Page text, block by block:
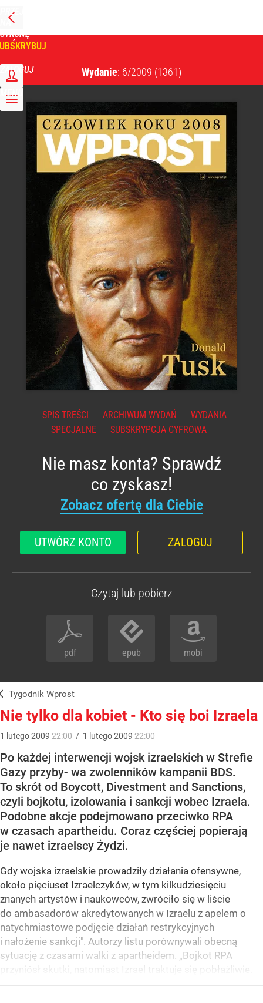
PRZEJDŹ
NA
STRONĘ
GŁÓWNĄ
ZALOGUJ
MENU
Wydanie: 6/2009 (1361)
SPIS TREŚCI ARCHIWUM WYDAŃ
WYDANIA
SPECJALNE
SUBSKRYPCJA CYFROWA
Nie masz konta? Sprawdź
co zyskasz!
Zobacz ofertę dla Ciebie
UTWÓRZ KONTO ZALOGUJ
Czytaj lub pobierz
pdf epub mobi
Tygodnik Wprost
Nie tylko dla kobiet - Kto się boi Izraela
1 lutego2009 22:00 / 1 lutego2009 22:00
Po każdej interwencji wojsk izraelskich w Strefie
Gazy przyby- wa zwolenników kampanii BDS.
To skrót od Boycott, Divestment and Sanctions,
czyli bojkotu, izolowania i sankcji wobec Izraela.
Podobne akcje podejmowano przeciwko RPA
w czasach apartheidu. Coraz częściej popierają
je nawet izraelscy Żydzi.
Gdy wojska izraelskie prowadziły działania ofensywne,
około pięciuset Izraelczyków, w tym kilkudziesięciu
znanych artystów i naukowców, zwróciło się w liście
do ambasadorów akredytowanych w Izraelu z apelem o
natychmiastowe podjęcie działań restrykcyjnych
i nałożenie sankcji". Autorzy listu porównywali obecną
sytuację z czasami walki z apartheidem. „Bojkot RPA
przyniósł skutki, natomiast Izrael traktuje się pobłażliwie.